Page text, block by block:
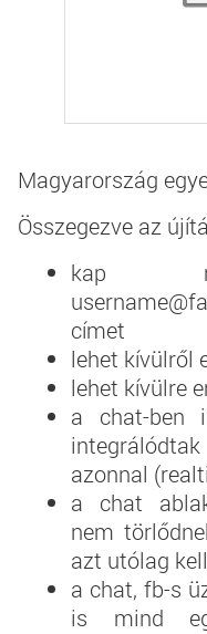
Magyarország
Összegezve az
kap
címet
lehet kívülről
lehet kívülre
a chat-ben
azonnal
a chat
nem
azt utólag
a chat, fb-s
is mind